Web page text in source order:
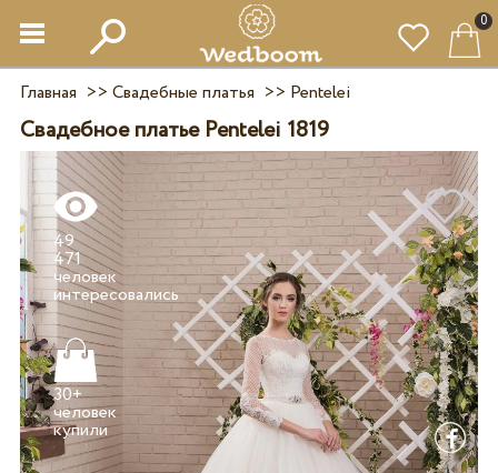
0
Главная >> Свадебные платья >> Pentelei
Свадебное платье Pentelei 1819
49
471
человек
интересовались
30+
человек
купили